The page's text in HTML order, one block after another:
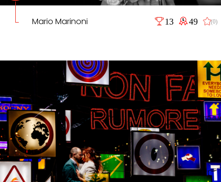
Mario Marinoni 13 49 (0)